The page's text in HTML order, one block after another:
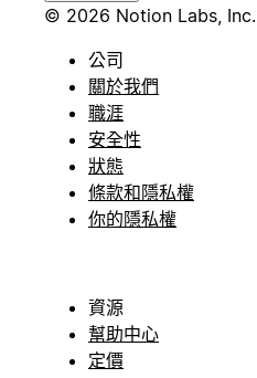
© 2026 Notion Labs, Inc.
公司
關於我們
職涯
安全性
狀態
條款和隱私權
你的隱私權
資源
幫助中心
定價